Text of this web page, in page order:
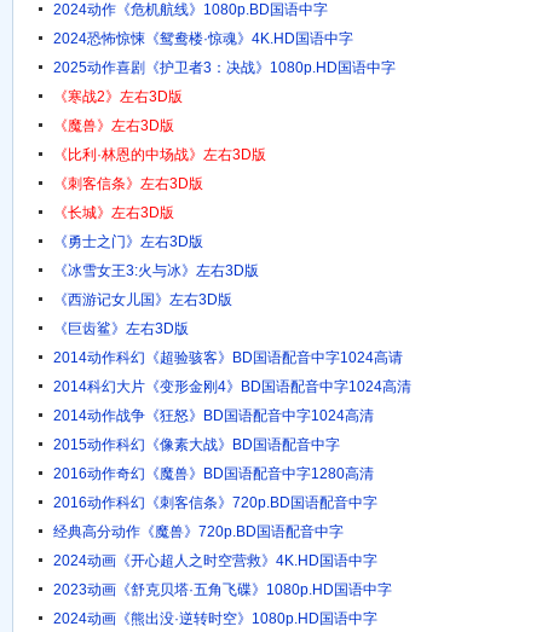
2024动作《危机航线》1080p.BD国语中字
2024恐怖惊悚《鸳鸯楼·惊魂》4K.HD国语中字
2025动作喜剧《护卫者3：决战》1080p.HD国语中字
《寒战2》左右3D版
《魔兽》左右3D版
《比利·林恩的中场战》左右3D版
《刺客信条》左右3D版
《长城》左右3D版
《勇士之门》左右3D版
《冰雪女王3:火与冰》左右3D版
《西游记女儿国》左右3D版
《巨齿鲨》左右3D版
2014动作科幻《超验骇客》BD国语配音中字1024高请
2014科幻大片《变形金刚4》BD国语配音中字1024高清
2014动作战争《狂怒》BD国语配音中字1024高清
2015动作科幻《像素大战》BD国语配音中字
2016动作奇幻《魔兽》BD国语配音中字1280高清
2016动作科幻《刺客信条》720p.BD国语配音中字
经典高分动作《魔兽》720p.BD国语配音中字
2024动画《开心超人之时空营救》4K.HD国语中字
2023动画《舒克贝塔·五角飞碟》1080p.HD国语中字
2024动画《熊出没·逆转时空》1080p.HD国语中字